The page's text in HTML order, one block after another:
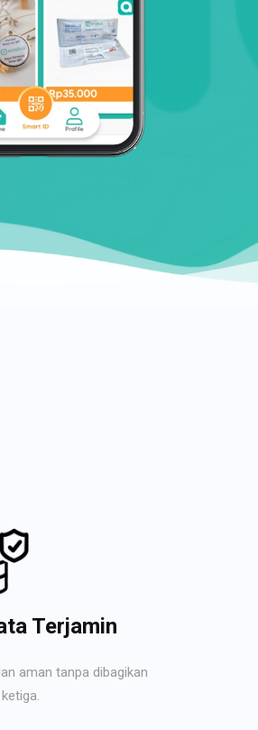
Terjamin
aman tanpa dibagikan